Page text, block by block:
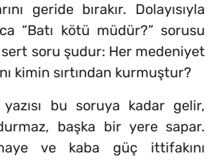
geride bırakır. Dolayısıyla
“Batı kötü müdür?” sorusu
soru şudur: Her medeniyet
kimin sırtından kurmuştur?
yazısı bu soruya kadar gelir,
başka bir yere sapar.
ve kaba güç ittifakını